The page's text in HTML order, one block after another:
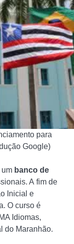
para
Google)
um banco de
A fim de
Inicial e
O curso é
Idiomas,
do Maranhão.